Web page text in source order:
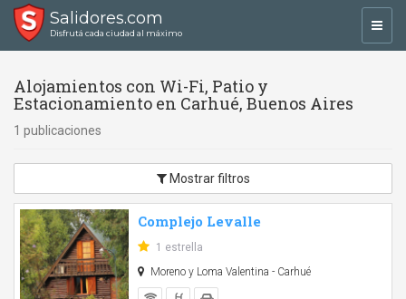
Salidores.com
Disfrutá cada ciudad al máximo
Alojamientos con Wi-Fi, Patio y
Estacionamiento en Carhué, Buenos Aires
1 publicaciones
Mostrar filtros
Complejo Levalle
1 estrella
Moreno y Loma Valentina - Carhué